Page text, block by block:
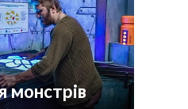
монстрів